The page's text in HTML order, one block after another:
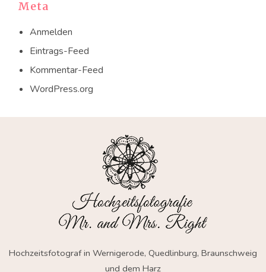
Meta
Anmelden
Eintrags-Feed
Kommentar-Feed
WordPress.org
Hochzeitsfotograf in Wernigerode, Quedlinburg, Braunschweig
und dem Harz